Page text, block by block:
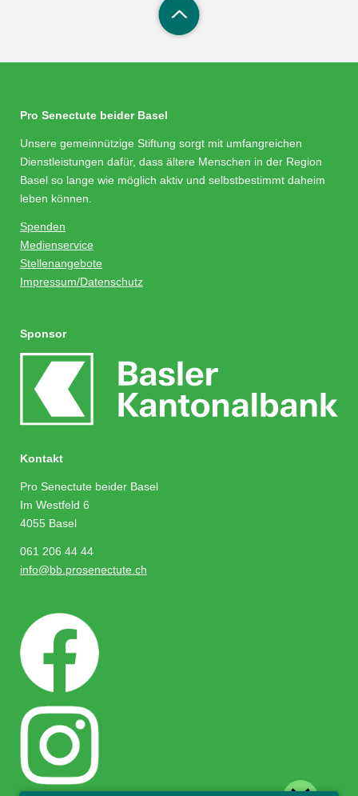
Pro Senectute beider Basel
Unsere gemeinnützige Stiftung sorgt mit umfangreichen
Dienstleistungen dafür, dass ältere Menschen in der Region
Basel so lange wie möglich aktiv und selbstbestimmt daheim
leben können.
Spenden
Medienservice
Stellenangebote
Impressum/Datenschutz
Sponsor
Kontakt
Pro Senectute beider Basel
Im Westfeld 6
4055 Basel
061 206 44 44
info@bb.prosenectute.ch